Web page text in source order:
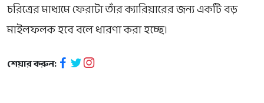
চরিত্রের মাধ্যমে ফেরাটা তাঁর ক্যারিয়ারের জন্য একটি বড়
মাইলফলক হবে বলে ধারণা করা হচ্ছে।
শেয়ার করুন: